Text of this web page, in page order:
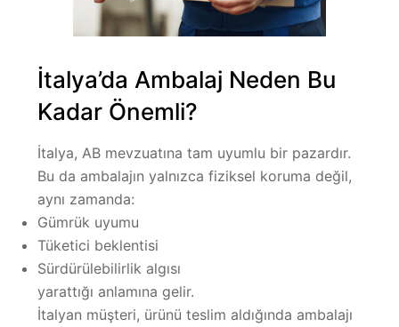
İtalya’da Ambalaj Neden Bu
Kadar Önemli?
İtalya, AB mevzuatına tam uyumlu bir pazardır.
Bu da ambalajın yalnızca fiziksel koruma değil,
aynı zamanda:
Gümrük uyumu
Tüketici beklentisi
Sürdürülebilirlik algısı
yarattığı anlamına gelir.
İtalyan müşteri, ürünü teslim aldığında ambalajı